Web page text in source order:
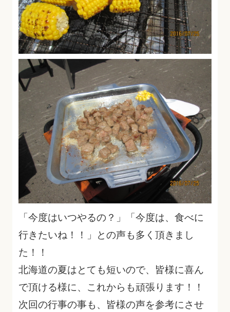
「今度はいつやるの？」「今度は、食べに
行きたいね！！」との声も多く頂きまし
た！！
北海道の夏はとても短いので、皆様に喜ん
で頂ける様に、これからも頑張ります！！
次回の行事の事も、皆様の声を参考にさせ